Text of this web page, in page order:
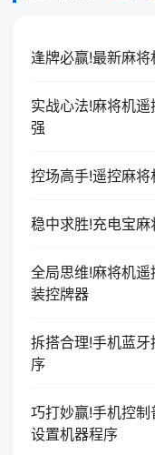
逢牌必赢!最新麻
实战心法!麻将机
强
控场高手!遥控麻
稳中求胜!充电宝
全局思维!麻将机
装控牌器
拆搭合理!手机蓝
序
巧打妙赢!手机控
设置机器程序